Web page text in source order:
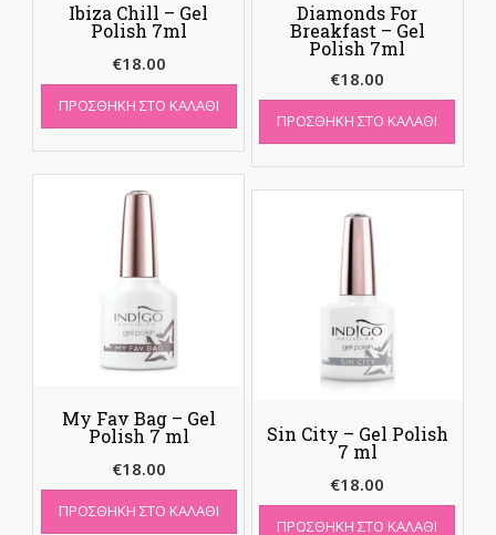
Ibiza Chill – Gel
Polish 7ml
€18.00
ΠΡΟΣΘΉΚΗ ΣΤΟ ΚΑΛΆΘΙ
Diamonds For
Breakfast – Gel
Polish 7ml
€18.00
ΠΡΟΣΘΉΚΗ ΣΤΟ ΚΑΛΆΘΙ
My Fav Bag – Gel
Polish 7 ml
€18.00
ΠΡΟΣΘΉΚΗ ΣΤΟ ΚΑΛΆΘΙ
Sin City – Gel Polish
7 ml
€18.00
ΠΡΟΣΘΉΚΗ ΣΤΟ ΚΑΛΆΘΙ